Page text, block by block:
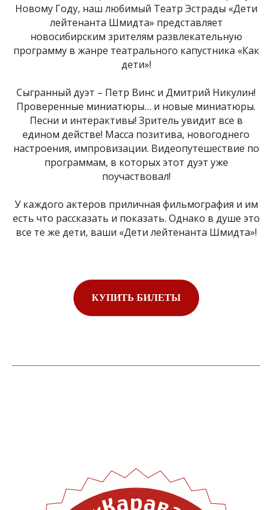
Новому Году, наш любимый Театр Эстрады «Дети
лейтенанта Шмидта» представляет
новосибирским зрителям развлекательную
программу в жанре театрального капустника «Как
дети»!
Сыгранный дуэт – Петр Винс и Дмитрий Никулин!
Проверенные миниатюры… и новые миниатюры.
Песни и интерактивы! Зритель увидит все в
едином действе! Масса позитива, новогоднего
настроения, импровизации. Видеопутешествие по
программам, в которых этот дуэт уже
поучаствовал!
У каждого актеров приличная фильмография и им
есть что рассказать и показать. Однако в душе это
все те же дети, ваши «Дети лейтенанта Шмидта»!
КУПИТЬ БИЛЕТЫ